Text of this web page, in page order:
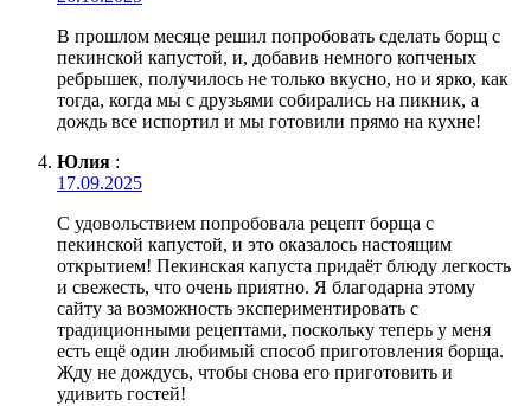
В прошлом месяце решил попробовать сделать борщ с
пекинской капустой, и, добавив немного копченых
ребрышек, получилось не только вкусно, но и ярко, как
тогда, когда мы с друзьями собирались на пикник, а
дождь все испортил и мы готовили прямо на кухне!
Юлия :
17.09.2025
С удовольствием попробовала рецепт борща с
пекинской капустой, и это оказалось настоящим
открытием! Пекинская капуста придаёт блюду легкость
и свежесть, что очень приятно. Я благодарна этому
сайту за возможность экспериментировать с
традиционными рецептами, поскольку теперь у меня
есть ещё один любимый способ приготовления борща.
Жду не дождусь, чтобы снова его приготовить и
удивить гостей!